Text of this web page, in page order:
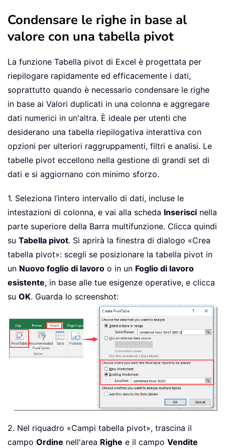
Condensare le righe in base al
valore con una tabella pivot
La funzione Tabella pivot di Excel è progettata per
riepilogare rapidamente ed efficacemente i dati,
soprattutto quando è necessario condensare le righe
in base ai Valori duplicati in una colonna e aggregare
dati numerici in un'altra. È ideale per utenti che
desiderano una tabella riepilogativa interattiva con
opzioni per ulteriori raggruppamenti, filtri e analisi. Le
tabelle pivot eccellono nella gestione di grandi set di
dati e si aggiornano con minimo sforzo.
1. Seleziona l’intero intervallo di dati, incluse le
intestazioni di colonna, e vai alla scheda Inserisci nella
parte superiore della Barra multifunzione. Clicca quindi
su Tabella pivot. Si aprirà la finestra di dialogo «Crea
tabella pivot»: scegli se posizionare la tabella pivot in
un Nuovo foglio di lavoro o in un Foglio di lavoro
esistente, in base alle tue esigenze operative, e clicca
su OK. Guarda lo screenshot:
2. Nel riquadro «Campi tabella pivot», trascina il
campo Ordine nell'area Righe e il campo Vendite